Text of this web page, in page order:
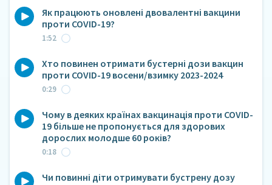
Як працюють оновлені двовалентні вакцини
проти COVID-19?
1:52
Хто повинен отримати бустерні дози вакцин
проти COVID-19 восени/взимку 2023-2024
0:29
Чому в деяких країнах вакцинація проти COVID-
19 більше не пропонується для здорових
дорослих молодше 60 років?
0:18
Чи повинні діти отримувати бустрену дозу